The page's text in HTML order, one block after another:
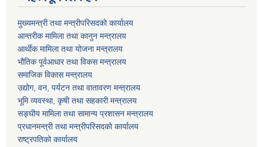
मुख्यमन्त्री तथा मन्त्रीपरिसदको कार्यालय
आन्तरीक मामिला तथा कानुन मन्त्रालय
आर्थीक मामिला तथा योजना मन्त्रालय
भौतिक पूर्वआधार तथा विकस मन्त्रालय
समाजिक विकास मन्त्रालय
उद्योग, वन, पर्यटन तथा वातावरण मन्त्रालय
भूमि व्यवस्था, कृषी तथा सहकारी मन्त्रालय
सङ्घीय मामिला तथा सामान्य प्रशासन मन्त्रालय
प्रधानमन्त्री तथा मन्त्रीपरिसदको कार्यालय
राष्ट्रपतिको कार्यालय